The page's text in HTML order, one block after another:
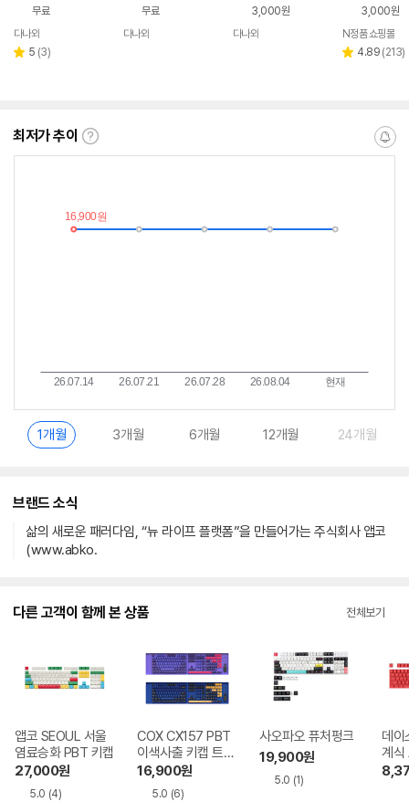
무료
페이
다나와
별 5 리
(3)
무료
다나와
3,000원
다나와
3,000원
N정품 쇼핑몰
별 4.89 리
(213)
최저가 추이
최
이
란?
알
1개월 3개월 6개월 12개월 24개월
브랜드 소식
삶의 새로운 패러다임, “뉴 라이프 플랫폼”을 만들어가는 주식회사 앱코
(www.abko.
다른 고객이 함께 본 상품 전체보기
앱코 SEOUL 서울
염료승화 PBT 키캡
27,000원
5.0 (4)
COX CX157 PBT
이색사출 키캡 트레
이 세트 Blue Bett
16,900원
5.0 (6)
사오파오 퓨처펑크
19,900원
5.0 (1)
데이
계식